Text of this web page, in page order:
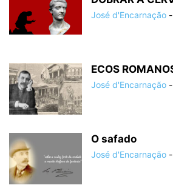
José d'Encarnação -
ECOS
José d'Encarnação -
O safado
José d'Encarnação -